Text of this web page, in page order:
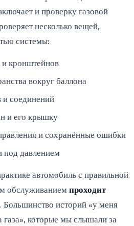
и проверку газовой
несколько вещей,
системы:
и кронштейнов
вокруг баллона
и соединений
и его крышку
и сохранённые ошибки
под давлением
автомобиль с правильной
обслуживаниемпроходит
. Большинство историй «у меня
которые мы слышали за